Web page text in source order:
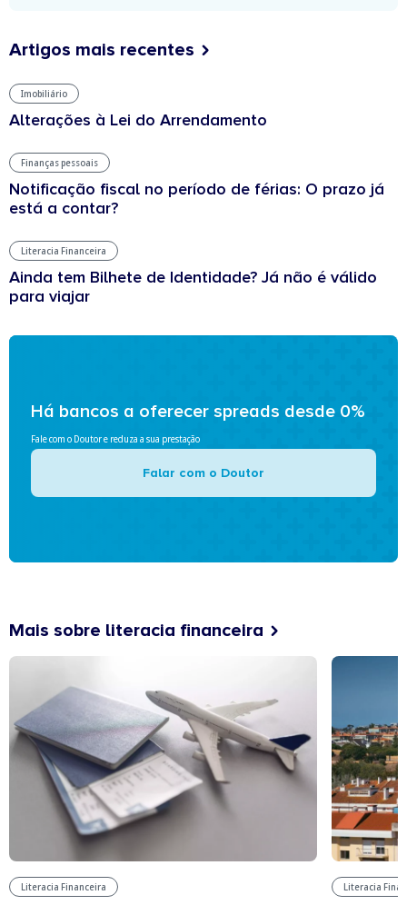
Artigos mais recentes
Imobiliário
Alterações à Lei do Arrendamento
Finanças pessoais
Notificação fiscal no período de férias: O prazo já
está a contar?
Literacia Financeira
Ainda tem Bilhete de Identidade? Já não é válido
para viajar
Há bancos a oferecer spreads desde 0%
Fale com o Doutor e reduza a sua prestação
Falar com o Doutor
Mais sobre literacia financeira
Literacia Financeira Literacia